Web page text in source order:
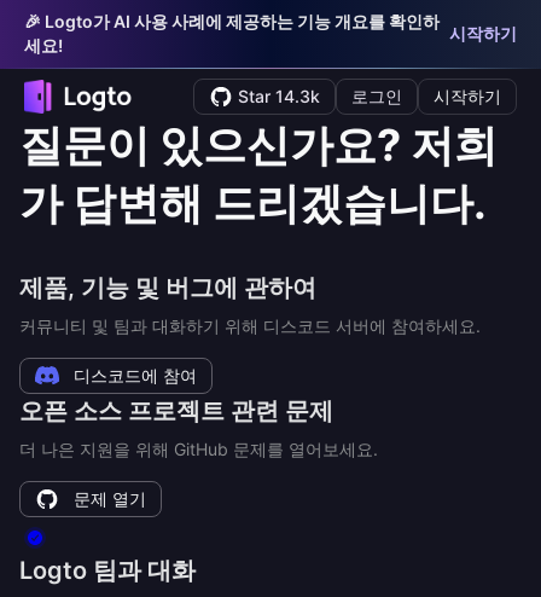
🎉 Logto가 AI 사용 사례에 제공하는 기능 개요를 확인하
세요!
시작하기
Star 14.3k 로그인 시작하기
질문이 있으신가요? 저희
가 답변해 드리겠습니다.
제품, 기능 및 버그에 관하여
커뮤니티 및 팀과 대화하기 위해 디스코드 서버에 참여하세요.
디스코드에 참여
오픈 소스 프로젝트 관련 문제
더 나은 지원을 위해 GitHub 문제를 열어보세요.
문제 열기
Logto 팀과 대화